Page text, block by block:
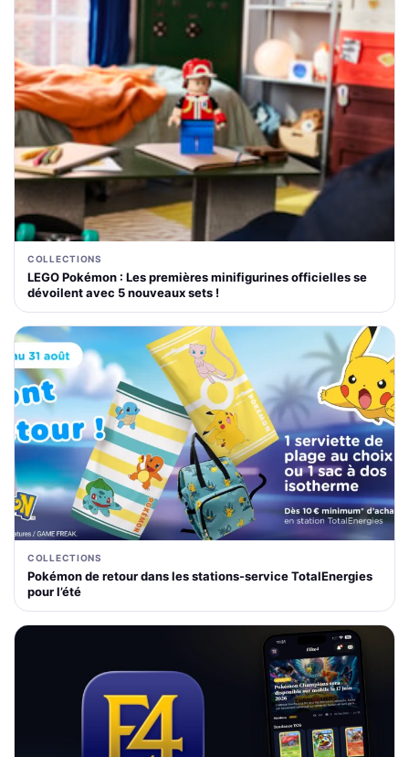
COLLECTIONS
LEGO Pokémon : Les premières minifigurines officielles se
dévoilent avec 5 nouveaux sets !
COLLECTIONS
Pokémon de retour dans les stations-service TotalEnergies
pour l’été